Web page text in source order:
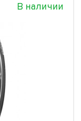
В наличии